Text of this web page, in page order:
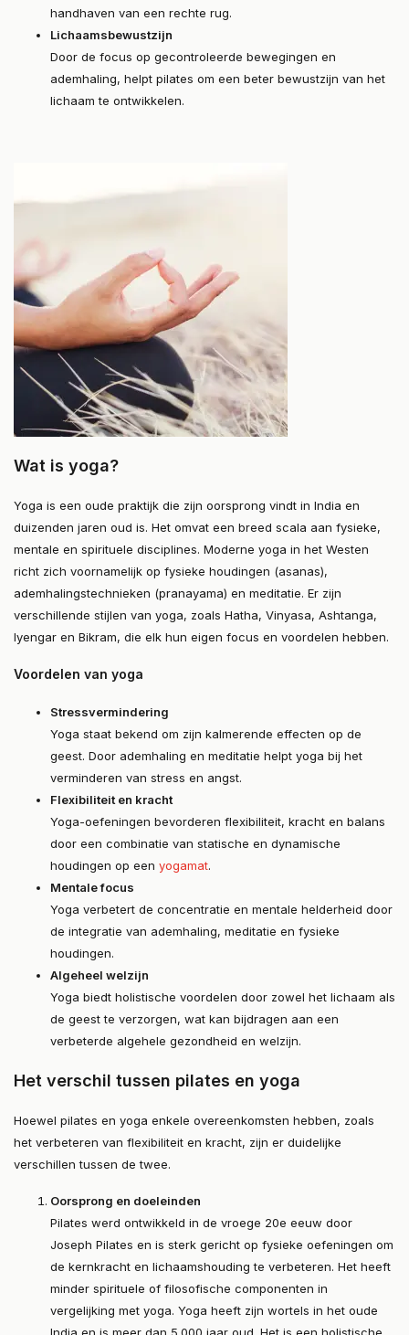
handhaven van een rechte rug.
Lichaamsbewustzijn
Door de focus op gecontroleerde bewegingen en
ademhaling, helpt pilates om een beter bewustzijn van het
lichaam te ontwikkelen.
Wat is yoga?
Yoga is een oude praktijk die zijn oorsprong vindt in India en
duizenden jaren oud is. Het omvat een breed scala aan fysieke,
mentale en spirituele disciplines. Moderne yoga in het Westen
richt zich voornamelijk op fysieke houdingen (asanas),
ademhalingstechnieken (pranayama) en meditatie. Er zijn
verschillende stijlen van yoga, zoals Hatha, Vinyasa, Ashtanga,
Iyengar en Bikram, die elk hun eigen focus en voordelen hebben.
Voordelen van yoga
Stressvermindering
Yoga staat bekend om zijn kalmerende effecten op de
geest. Door ademhaling en meditatie helpt yoga bij het
verminderen van stress en angst.
Flexibiliteit en kracht
Yoga-oefeningen bevorderen flexibiliteit, kracht en balans
door een combinatie van statische en dynamische
houdingen op een yogamat.
Mentale focus
Yoga verbetert de concentratie en mentale helderheid door
de integratie van ademhaling, meditatie en fysieke
houdingen.
Algeheel welzijn
Yoga biedt holistische voordelen door zowel het lichaam als
de geest te verzorgen, wat kan bijdragen aan een
verbeterde algehele gezondheid en welzijn.
Het verschil tussen pilates en yoga
Hoewel pilates en yoga enkele overeenkomsten hebben, zoals
het verbeteren van flexibiliteit en kracht, zijn er duidelijke
verschillen tussen de twee.
Oorsprong en doeleinden
Pilates werd ontwikkeld in de vroege 20e eeuw door
Joseph Pilates en is sterk gericht op fysieke oefeningen om
de kernkracht en lichaamshouding te verbeteren. Het heeft
minder spirituele of filosofische componenten in
vergelijking met yoga. Yoga heeft zijn wortels in het oude